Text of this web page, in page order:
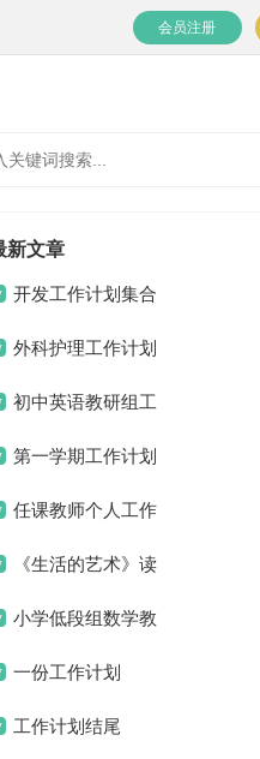
会员注册
新文章
开发工作计划集合
篇外科护理工作计划
篇
初中英语教研组工
计划
第一学期工作计划
任课教师个人工作
划《生活的艺术》读
笔记
小学低段组数学教
组工作计划
一份工作计划
工作计划结尾